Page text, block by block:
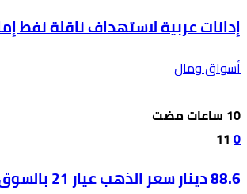
إدانات عربية لاستهداف ناقلة نفط
أسواق ومال
0
11
88.6 دينار سعر الذهب عيار 21 بالسوق المحلية